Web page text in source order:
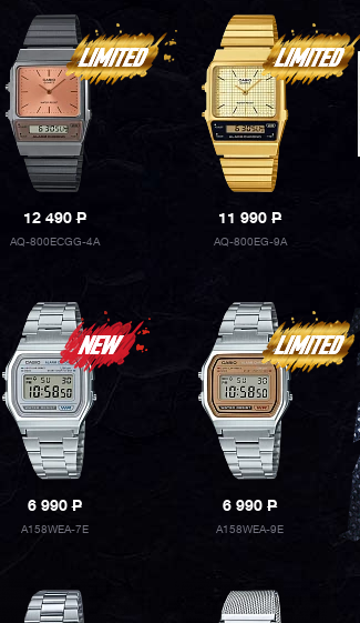
12 490P
AQ-800ECGG-4A
11 990P
AQ-800EG-9A
6 990P
A158WEA-7E
6 990P
A158WEA-9E